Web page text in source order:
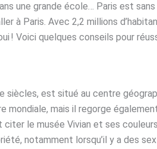
une grande école… Paris est
à Paris. Avec 2,2 millions
! Voici quelques conseils pour
siècles, est situé au centre
mais il regorge
le musée Vivian et ses
notamment lorsqu’il y a des